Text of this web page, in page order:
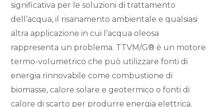
significativa per le soluzioni di trattamento
dell’acqua, il risanamento ambientale e qualsiasi
altra applicazione in cui l’acqua oleosa
rappresenta un problema. TTVM/G® è un motore
termo-volumetrico che può utilizzare fonti di
energia rinnovabile come combustione di
biomasse, calore solare e geotermico o fonti di
calore di scarto per produrre energia elettrica.